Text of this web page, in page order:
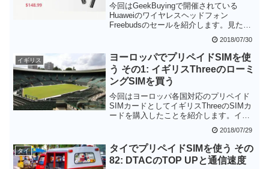
今回はGeekBuyingで開催されている
Huaweiのワイヤレスヘッドフォン
Freebudsのセールを紹介します。見た目
カナル型のイヤホンを採用していたり、
赤外線センサーで装着を自動認識したり
と後発ならではの工夫も観られます。
AirPodsよりは少し安いので、他の人とは
違う製品を持ちたい方にお勧めかもしれ
ません。
2018/07/30
イギリス
ヨーロッパでプリペイドSIMを使
う その1: イギリスThreeのローミ
ングSIMを買う
今回はヨーロッパ各国対応のプリペイド
SIMカードとしてイギリスThreeのSIMカ
ードを購入したことを紹介します。イギ
ロッパを中心とする71ヶ国で追加料金不
要で使えるだけでなく、日本のAmazonで
購入可能ということで旅行者にはぴった
りのプリペイドSIMカードです。
2018/07/29
タイ
タイでプリペイドSIMを使う その
82: DTACのTOP UPと通信速度